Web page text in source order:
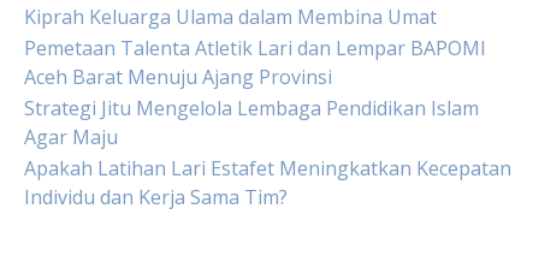
Kiprah Keluarga Ulama dalam Membina Umat
Pemetaan Talenta Atletik Lari dan Lempar BAPOMI
Aceh Barat Menuju Ajang Provinsi
Strategi Jitu Mengelola Lembaga Pendidikan Islam
Agar Maju
Apakah Latihan Lari Estafet Meningkatkan Kecepatan
Individu dan Kerja Sama Tim?